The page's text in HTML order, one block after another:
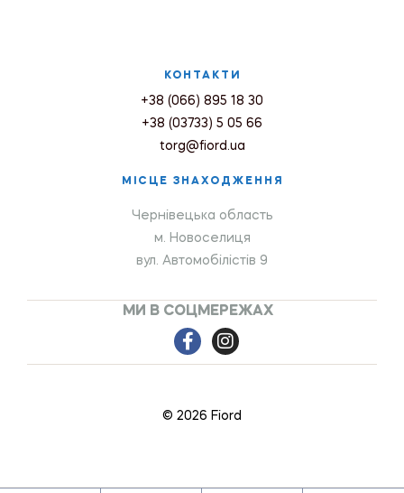
КОНТАКТИ
+38 (066) 895 18 30
+38 (03733) 5 05 66
torg@fiord.ua
МІСЦЕ ЗНАХОДЖЕННЯ
Чернівецька область
м. Новоселиця
вул. Автомобілістів 9
МИ В СОЦМЕРЕЖАХ
© 2026 Fiord